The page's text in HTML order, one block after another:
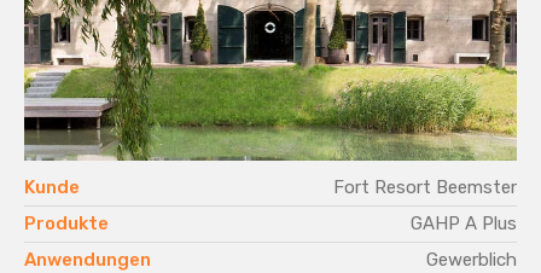
Kunde
Fort Resort Beemster
Produkte
GAHP A Plus
Anwendungen
Gewerblich